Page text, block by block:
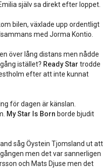
själv sa direkt efter loppet.
bilen, växlade upp ordentligt
med Jorma Kontio.
över lång distans men nådde
istället? Ready Star trodde
efter att inte kunnat
för dagen är känslan.
My Star Is Born borde bjudit
såg Öystein Tjomsland ut att
men det var sannerligen
och Mats Djuse men det